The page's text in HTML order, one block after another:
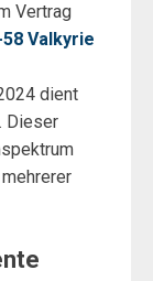
Vertrag
58 Valkyrie
dient
Dieser